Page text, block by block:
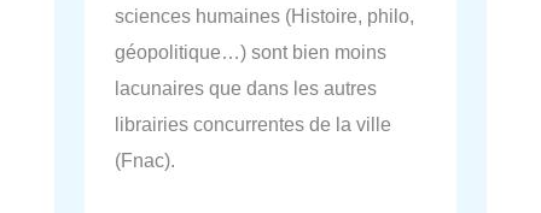
sciences humaines (Histoire, philo,
géopolitique…) sont bien moins
lacunaires que dans les autres
librairies concurrentes de la ville
(Fnac).